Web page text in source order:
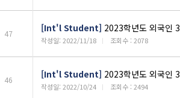
47 [Int'l Student] 2023학년도 외국인
작성일: 2022/11/18 ㅣ 조회수 : 2078
46 [Int'l Student] 2023학년도 외국인
작성일: 2022/10/24 ㅣ 조회수 : 2494